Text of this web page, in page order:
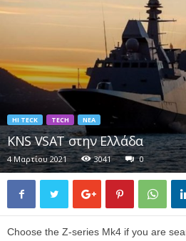
HI TECK TECH ΝΈΑ
KNS VSAT στην Ελλάδα
4 Μαρτίου 2021 3041 0
Choose the Z-series Mk4 if you are